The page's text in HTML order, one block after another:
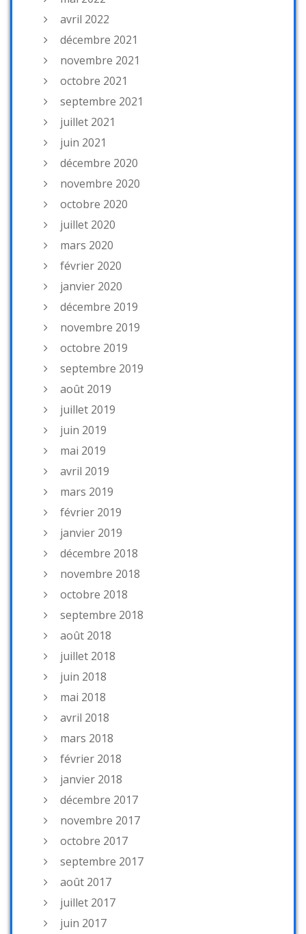
avril 2022
décembre 2021
novembre 2021
octobre 2021
septembre 2021
juillet 2021
juin 2021
décembre 2020
novembre 2020
octobre 2020
juillet 2020
mars 2020
février 2020
janvier 2020
décembre 2019
novembre 2019
octobre 2019
septembre 2019
août 2019
juillet 2019
juin 2019
mai 2019
avril 2019
mars 2019
février 2019
janvier 2019
décembre 2018
novembre 2018
octobre 2018
septembre 2018
août 2018
juillet 2018
juin 2018
mai 2018
avril 2018
mars 2018
février 2018
janvier 2018
décembre 2017
novembre 2017
octobre 2017
septembre 2017
août 2017
juillet 2017
juin 2017